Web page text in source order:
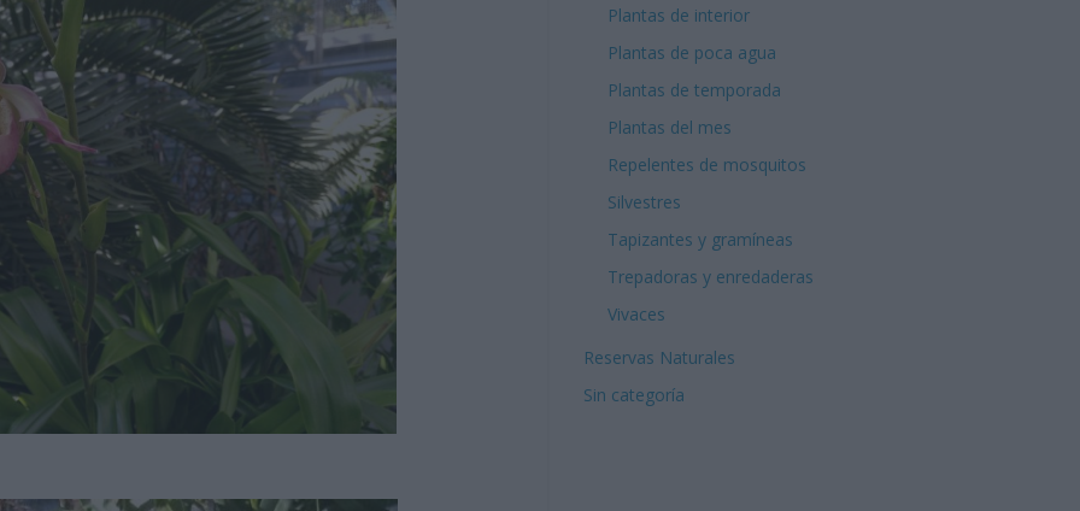
Plantas de interior
Plantas de poca agua
Plantas de temporada
Plantas del mes
Repelentes de mosquitos
Silvestres
Tapizantes y gramíneas
Trepadoras y enredaderas
Vivaces
Reservas Naturales
Sin categoría